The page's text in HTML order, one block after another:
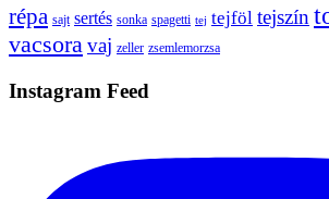
répa sajt sertés sonka spagetti tej tejföl tejszín
vacsoravaj zeller zsemlemorzsa
Instagram Feed